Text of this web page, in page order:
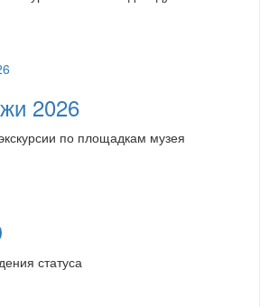
2026
по площадкам музея
статуса